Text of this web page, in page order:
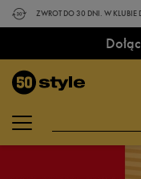
ZWROT DO 30 DNI. W KLUBIE